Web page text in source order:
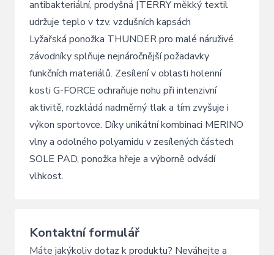
antibakteriální, prodyšná |TERRY měkký textil
udržuje teplo v tzv. vzdušních kapsách
Lyžařská ponožka THUNDER pro malé náruživé
závodníky splňuje nejnáročnější požadavky
funkčních materiálů. Zesílení v oblasti holenní
kosti G-FORCE ochraňuje nohu při intenzivní
aktivitě, rozkládá nadměrný tlak a tím zvyšuje i
výkon sportovce. Díky unikátní kombinaci MERINO
vlny a odolného polyamidu v zesílených částech
SOLE PAD, ponožka hřeje a výborně odvádí
vlhkost.
Kontaktní formulář
Máte jakýkoliv dotaz k produktu? Neváhejte a